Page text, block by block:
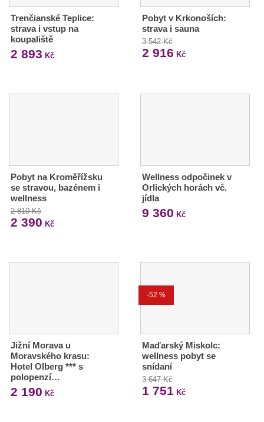
Trenčianské Teplice:
strava i vstup na
koupaliště
2 893 Kč
Pobyt v Krkonoších:
strava i sauna
3 542 Kč
2 916 Kč
Pobyt na Kroměřížsku
se stravou, bazénem i
wellness
2 810 Kč
2 390 Kč
Wellness odpočinek v
Orlických horách vč.
jídla
9 360 Kč
Jižní Morava u
Moravského krasu:
Hotel Olberg *** s
polopenzí…
2 190 Kč
-52 %
Maďarský Miskolc:
wellness pobyt se
snídaní
3 647 Kč
1 751 Kč